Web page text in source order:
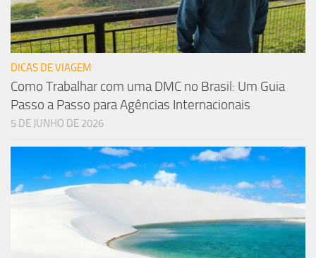
DICAS DE VIAGEM
Como Trabalhar com uma DMC no Brasil: Um Guia
Passo a Passo para Agências Internacionais
5 DE JUNHO DE 2026